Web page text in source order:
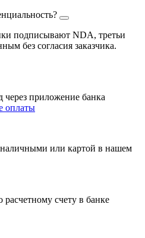
подписывают NDA, третьи
без согласия заказчика.
приложение банка
оплаты
или картой в нашем
счету в банке